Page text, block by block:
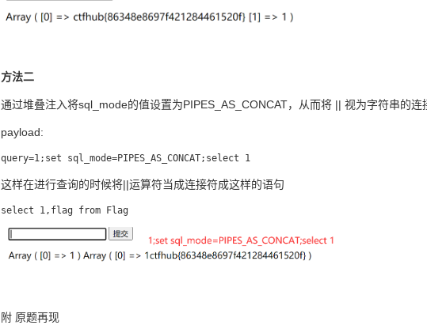
方法二
通过堆叠注入将sql_mode的值设置为PIPES_AS_CONCAT，从而将 || 视为字符串的连
payload:
这样在进行查询的时候将||运算符当成连接符成这样的语句
附 原题再现